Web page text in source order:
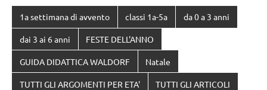
1a settimana di avvento classi 1a-5a da 0 a 3 anni
dai 3 ai 6 anni FESTE DELL'ANNO
GUIDA DIDATTICA WALDORF Natale
TUTTI GLI ARGOMENTI PER ETA' TUTTI GLI ARTICOLI